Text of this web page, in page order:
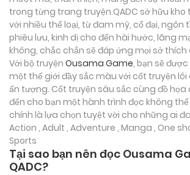
trong từng trang truyện.QADC sở hữu kho
với nhiều thể loại, từ đam mỹ, cổ đại, ngôn
phiêu lưu, kinh dị cho đến hài hước, lãng
không, chắc chắn sẽ đáp ứng mọi sở thích
Với bộ truyện Ousama Game, bạn sẽ
một thế giới đầy sắc màu với cốt truyện lôi
ấn tượng. Cốt truyện sâu sắc cùng đồ
đến cho bạn một hành trình đọc không
chính là lựa chọn tuyệt vời cho những ai
Action , Adult , Adventure , Manga , One
Sports
Tại sao bạn nên đọc Ousama
QADC?